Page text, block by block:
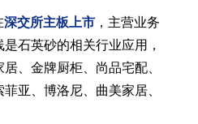
深交所主板上市，主营业务
石英砂的相关行业应用，
、金牌厨柜、尚品宅配、
亚、博洛尼、曲美家居、